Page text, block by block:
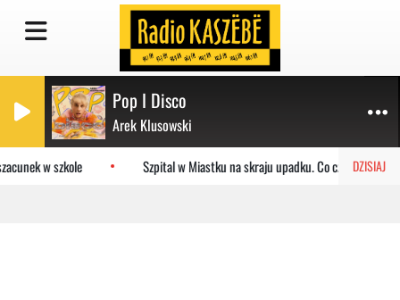
Pop I Disco
Arek Klusowski
DZISIAJ
w szkole Szpital w Miastku na skraju upadku. Co czeka